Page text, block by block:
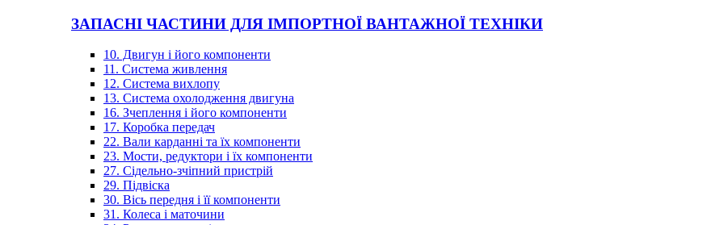
ЗАПАСНІ ЧАСТИНИ ДЛЯ ІМПОРТНОЇ ВАНТАЖНОЇ ТЕХНІКИ
10. Двигун і його компоненти
11. Система живлення
12. Система вихлопу
13. Система охолодження двигуна
16. Зчеплення і його компоненти
17. Коробка передач
22. Вали карданні та їх компоненти
23. Мости, редуктори і їх компоненти
27. Сідельно-зчіпний пристрій
29. Підвіска
30. Вісь передня і її компоненти
31. Колеса і маточини